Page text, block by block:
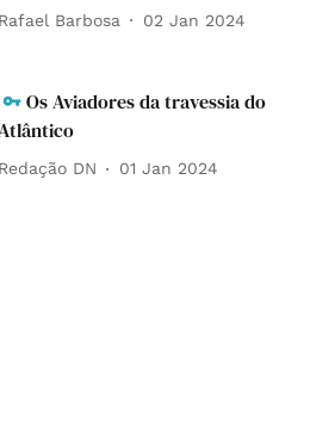
Rafael Barbosa 02 Jan 2024
Os Aviadores da travessia do
Redação DN 01 Jan 2024